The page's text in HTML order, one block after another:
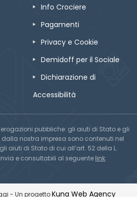
Info Crociere
Pagamenti
Privacy e Cookie
Demidoff per il Sociale
Dichiarazione di
Accessibilità
pubbliche: gli aiuti di Stato e gli
nostra impresa sono contenuti nel
aiuti di Stato di cui all’art. 52 della L.
e consultabili al seguente link
- Un progettoKuna Web Agency